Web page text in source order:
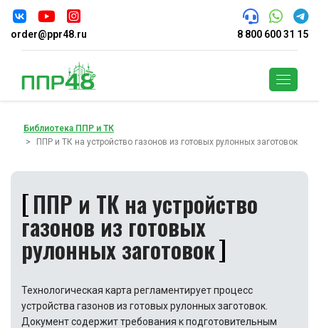
order@ppr48.ru 8 800 600 31 15
Библиотека ППР и ТК
ППР и ТК на устройство газонов из готовых рулонных заготовок
ППР и ТК на устройство
газонов из готовых
рулонных заготовок
Технологическая карта регламентирует процесс
устройства газонов из готовых рулонных заготовок.
Документ содержит требования к подготовительным